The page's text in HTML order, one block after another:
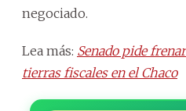
negociado.
Lea más: Senado pide
tierras fiscales en el Chaco